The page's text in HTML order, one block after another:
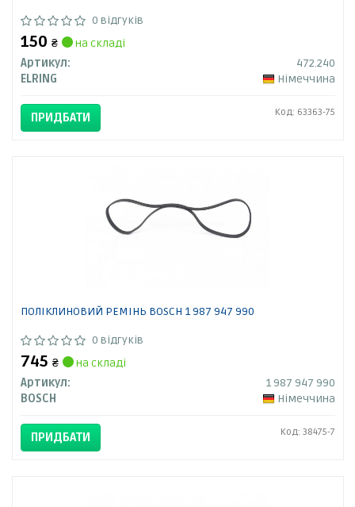
0 відгуків
150 ₴
на складі
Артикул:
472.240
ELRING
Німеччина
ПРИДБАТИ Код: 63363-75
ПОЛІКЛИНОВИЙ РЕМІНЬ BOSCH 1 987 947 990
0 відгуків
745 ₴
на складі
Артикул:
1 987 947 990
BOSCH
Німеччина
ПРИДБАТИ Код: 38475-7